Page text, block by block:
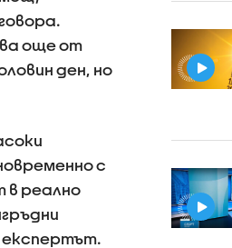
още от
ден, но
с
в реално
експертът.